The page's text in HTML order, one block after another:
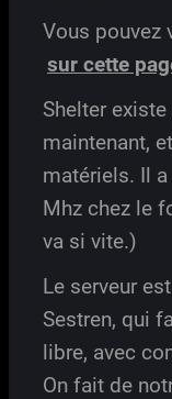
Vous pouvez
sur cette
Shelter
maintenant,
matériels. Il
Mhz chez le
va si vite.)
Le serveur
Sestren, qui
libre, avec
On fait de